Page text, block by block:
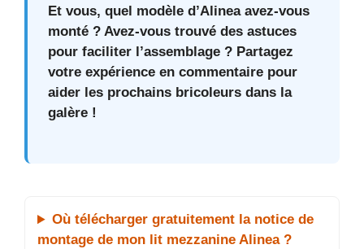
Et vous, quel modèle d’Alinea avez-vous
monté ? Avez-vous trouvé des astuces
pour faciliter l’assemblage ? Partagez
votre expérience en commentaire pour
aider les prochains bricoleurs dans la
galère !
Où télécharger gratuitement la notice de
montage de mon lit mezzanine Alinea ?